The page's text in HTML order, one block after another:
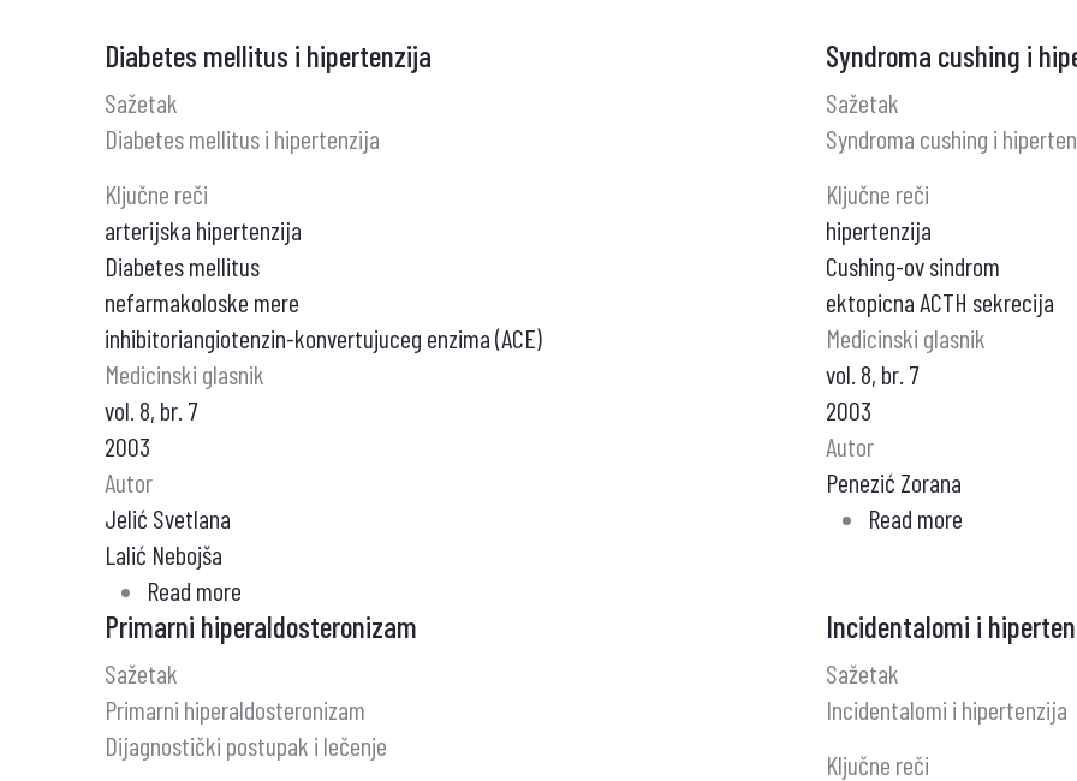
Diabetes mellitus i hipertenzija
Sažetak
Diabetes mellitus i hipertenzija
Ključne reči
arterijska hipertenzija
Diabetes mellitus
nefarmakoloske mere
inhibitoriangiotenzin-konvertujuceg enzima (ACE)
Medicinski glasnik
vol. 8, br. 7
2003
Autor
Jelić Svetlana
Lalić Nebojša
Read more
Diabetes
i
hipertenzija
Syndroma cushing i
Sažetak
Syndroma cushing i
Ključne reči
hipertenzija
Cushing-ov sindrom
ektopicna ACTH sekrecija
Medicinski glasnik
vol. 8, br. 7
2003
Autor
Penezić Zorana
Read more
i
Primarni hiperaldosteronizam
Sažetak
Primarni hiperaldosteronizam
Dijagnostički postupak i lečenje
Incidentalomi i
Sažetak
Incidentalomi i hipertenzija
Ključne reči